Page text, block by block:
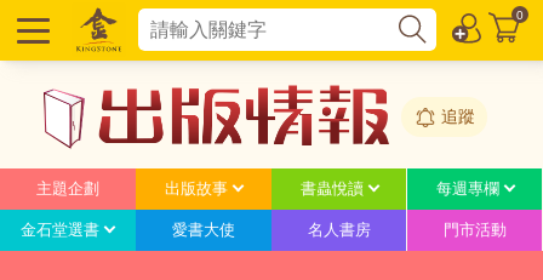
0
追蹤
主題企劃 出版故事 書蟲悅讀 每週專欄
金石堂選書 愛書大使 名人書房 門市活動